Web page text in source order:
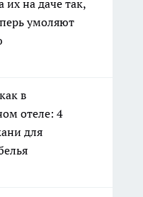
их на даче так,
умоляют
в
отеле: 4
для